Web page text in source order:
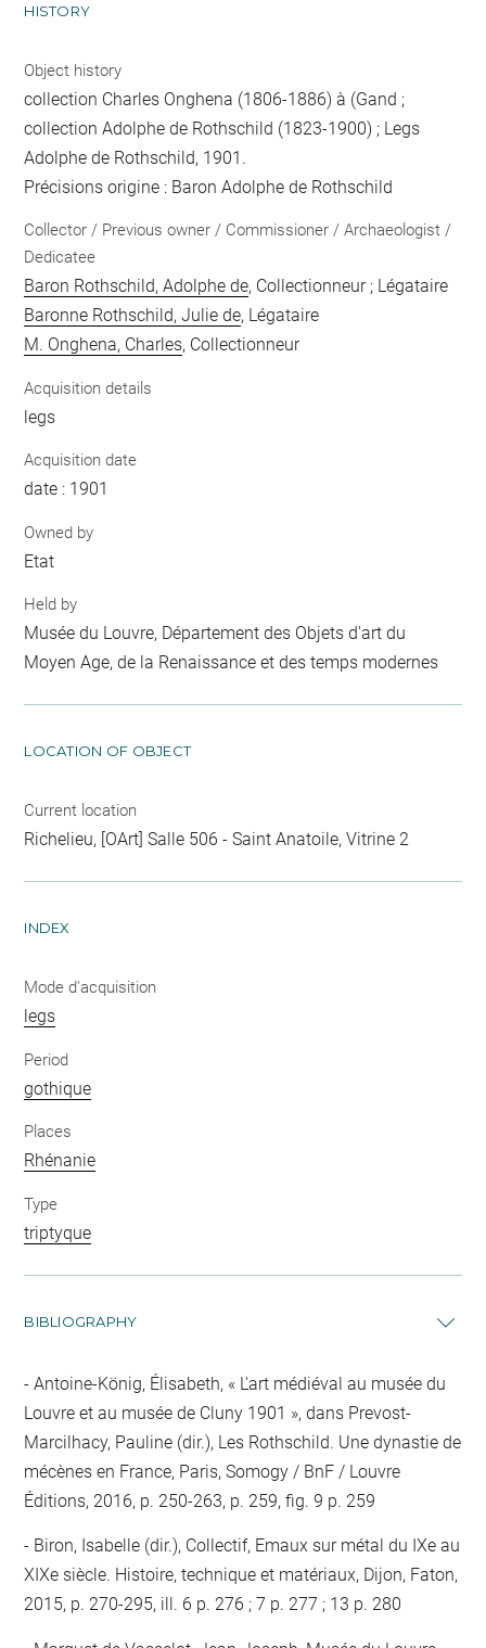
HISTORY
Object history
collection Charles Onghena (1806-1886) à (Gand ;
collection Adolphe de Rothschild (1823-1900) ; Legs
Adolphe de Rothschild, 1901.
Précisions origine : Baron Adolphe de Rothschild
Collector / Previous owner / Commissioner / Archaeologist /
Dedicatee
Baron Rothschild, Adolphe de, Collectionneur ; Légataire
Baronne Rothschild, Julie de, Légataire
M. Onghena, Charles, Collectionneur
Acquisition details
legs
Acquisition date
date : 1901
Owned by
Etat
Held by
Musée du Louvre, Département des Objets d'art du
Moyen Age, de la Renaissance et des temps modernes
LOCATION OF OBJECT
Current location
Richelieu, [OArt] Salle 506 - Saint Anatoile, Vitrine 2
INDEX
Mode d'acquisition
legs
Period
gothique
Places
Rhénanie
Type
triptyque
BIBLIOGRAPHY
Antoine-König, Élisabeth, « L'art médiéval au musée du
Louvre et au musée de Cluny 1901 », dans Prevost-
Marcilhacy, Pauline (dir.), Les Rothschild. Une dynastie de
mécènes en France, Paris, Somogy / BnF / Louvre
Éditions, 2016, p. 250-263, p. 259, fig. 9 p. 259
Biron, Isabelle (dir.), Collectif, Emaux sur métal du IXe au
XIXe siècle. Histoire, technique et matériaux, Dijon, Faton,
2015, p. 270-295, ill. 6 p. 276 ; 7 p. 277 ; 13 p. 280